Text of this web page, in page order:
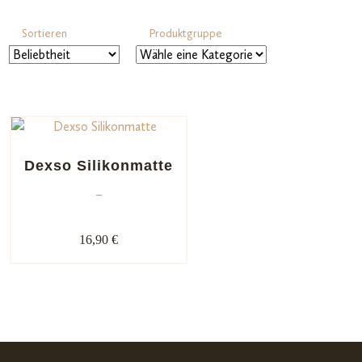
Sortieren Produktgruppe
Dexso Silikonmatte
–
16,90 €